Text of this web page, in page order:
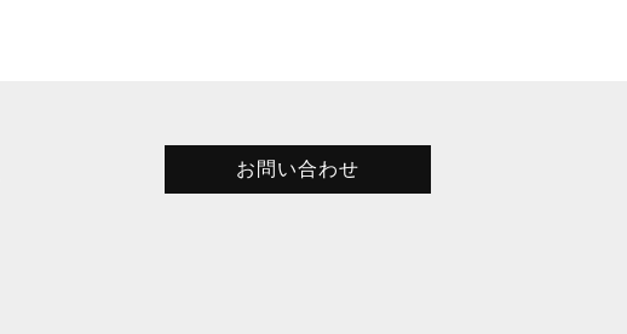
お問い合わせ